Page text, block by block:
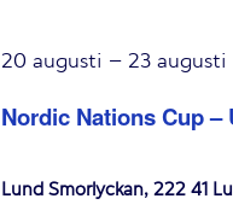
Nordic Nations Cup –
20 augusti – 23 augusti
Lund Smörlyckan, 222 41